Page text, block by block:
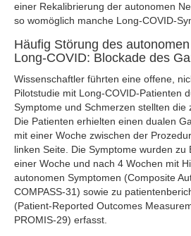
einer Rekalibrierung der autonomen
so womöglich manche Long-COVID-
Häufig Störung des
Long-COVID: Blockade des
Wissenschaftler führten eine offene,
Pilotstudie mit Long-COVID-Patienten
Symptome und Schmerzen stellten die
Die Patienten erhielten einen dualen
mit einer Woche zwischen der
linken Seite. Die Symptome wurden zu
einer Woche und nach 4 Wochen mit
autonomen Symptomen (Composite
COMPASS-31) sowie zu
(Patient-Reported Outcomes
PROMIS-29) erfasst.